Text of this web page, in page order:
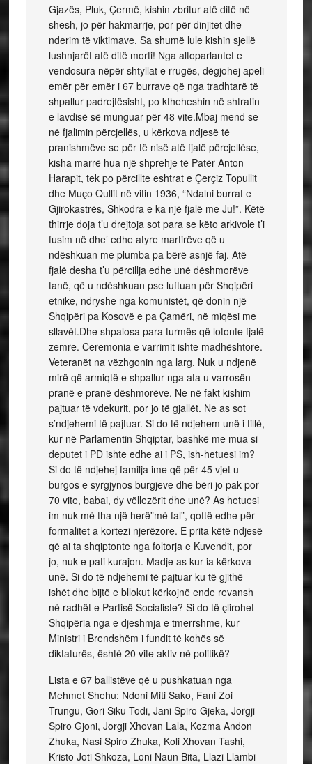
Gjazës, Pluk, Çermë, kishin zbritur atë ditë në
shesh, jo për hakmarrje, por për dinjitet dhe
nderim të viktimave. Sa shumë lule kishin sjellë
lushnjarët atë ditë morti! Nga altoparlantet e
vendosura nëpër shtyllat e rrugës, dëgjohej apeli
emër për emër i 67 burrave që nga tradhtarë të
shpallur padrejtësisht, po ktheheshin në shtratin
e lavdisë së munguar për 48 vite.Mbaj mend se
në fjalimin përcjellës, u kërkova ndjesë të
pranishmëve se për të nisë atë fjalë përcjellëse,
kisha marrë hua një shprehje të Patër Anton
Harapit, tek po përcillte eshtrat e Çerçiz Topullit
dhe Muço Qullit në vitin 1936, “Ndalni burrat e
Gjirokastrës, Shkodra e ka një fjalë me Ju!”. Këtë
thirrje doja t’u drejtoja sot para se këto arkivole t’i
fusim në dhe’ edhe atyre martirëve që u
ndëshkuan me plumba pa bërë asnjë faj. Atë
fjalë desha t’u përcillja edhe unë dëshmorëve
tanë, që u ndëshkuan pse luftuan për Shqipëri
etnike, ndryshe nga komunistët, që donin një
Shqipëri pa Kosovë e pa Çamëri, në miqësi me
sllavët.Dhe shpalosa para turmës që lotonte fjalë
zemre. Ceremonia e varrimit ishte madhështore.
Veteranët na vëzhgonin nga larg. Nuk u ndjenë
mirë që armiqtë e shpallur nga ata u varrosën
pranë e pranë dëshmorëve. Ne në fakt kishim
pajtuar të vdekurit, por jo të gjallët. Ne as sot
s’ndjehemi të pajtuar. Si do të ndjehem unë i tillë,
kur në Parlamentin Shqiptar, bashkë me mua si
deputet i PD ishte edhe ai i PS, ish-hetuesi im?
Si do të ndjehej familja ime që për 45 vjet u
burgos e syrgjynos burgjeve dhe bëri jo pak por
70 vite, babai, dy vëllezërit dhe unë? As hetuesi
im nuk më tha një herë”më fal”, qoftë edhe për
formalitet a kortezi njerëzore. E prita këtë ndjesë
që ai ta shqiptonte nga foltorja e Kuvendit, por
jo, nuk e pati kurajon. Madje as kur ia kërkova
unë. Si do të ndjehemi të pajtuar ku të gjithë
ishët dhe bijtë e bllokut kërkojnë ende revansh
në radhët e Partisë Socialiste? Si do të çlirohet
Shqipëria nga e djeshmja e tmerrshme, kur
Ministri i Brendshëm i fundit të kohës së
diktaturës, është 20 vite aktiv në politikë?
Lista e 67 ballistëve që u pushkatuan nga
Mehmet Shehu: Ndoni Miti Sako, Fani Zoi
Trungu, Gori Siku Todi, Jani Spiro Gjeka, Jorgji
Spiro Gjoni, Jorgji Xhovan Lala, Kozma Andon
Zhuka, Nasi Spiro Zhuka, Koli Xhovan Tashi,
Kristo Joti Shkoza, Loni Naun Bita, Llazi Llambi